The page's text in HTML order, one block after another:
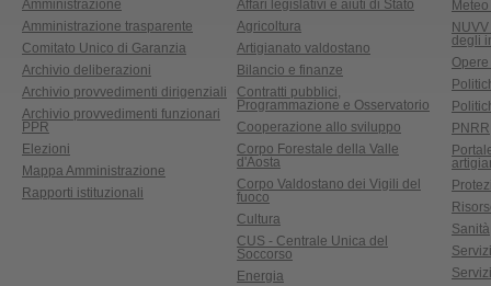
Amministrazione
Amministrazione trasparente
Comitato Unico di Garanzia
Archivio deliberazioni
Archivio provvedimenti dirigenziali
Archivio provvedimenti funzionari
PPR
Elezioni
Mappa Amministrazione
Rapporti istituzionali
Affari legislativi e aiuti di Stato
Agricoltura
Artigianato valdostano
Bilancio e finanze
Contratti pubblici,
Programmazione e Osservatorio
Cooperazione allo sviluppo
Corpo Forestale della Valle
d'Aosta
Corpo Valdostano dei Vigili del
fuoco
Cultura
CUS - Centrale Unica del
Soccorso
Energia
degli
PNRR
Sanità